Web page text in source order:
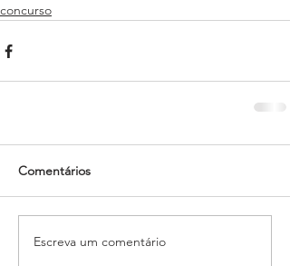
concurso
Comentários
Escreva um comentário